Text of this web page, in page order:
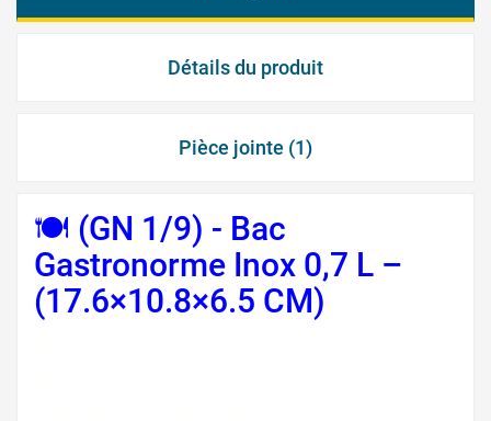
Détails du produit
Pièce jointe (1)
🍽️ (GN 1/9) - Bac
Gastronorme Inox 0,7 L –
(17.6×10.8×6.5 CM)